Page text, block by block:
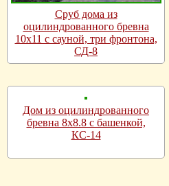
Сруб дома из
оцилиндрованного бревна
10х11 с сауной, три фронтона,
СД-8
Дом из оцилиндрованного
бревна 8х8.8 с башенкой,
КС-14